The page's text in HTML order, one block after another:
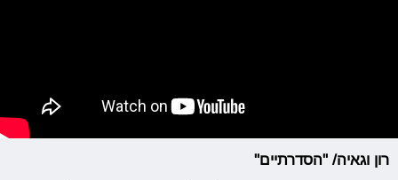
רון וגאיה/ "הסדרתיים"